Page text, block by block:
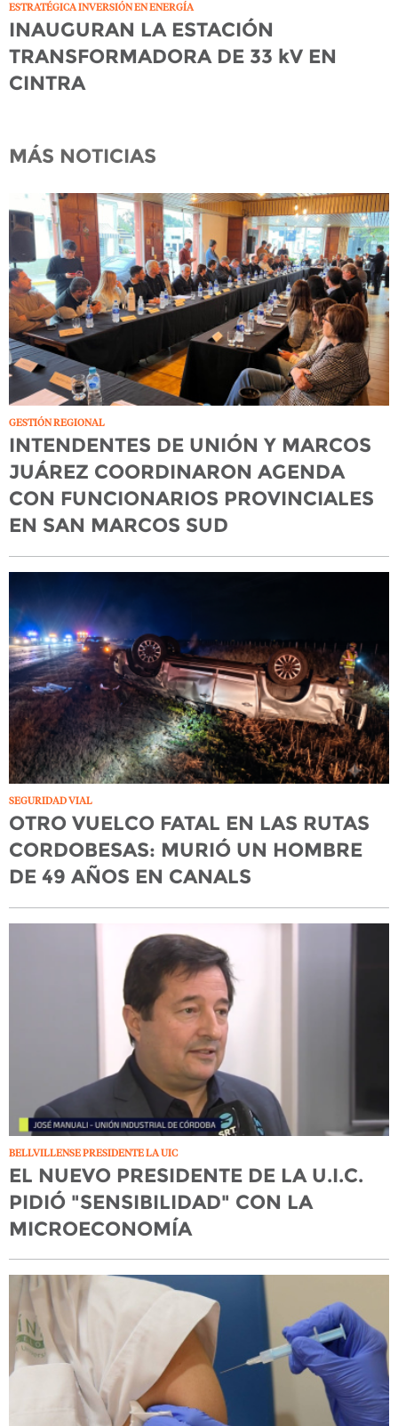
ESTRATÉGICA INVERSIÓN EN ENERGÍA
INAUGURAN LA ESTACIÓN
TRANSFORMADORA DE 33 kV EN
CINTRA
MÁS NOTICIAS
GESTIÓN REGIONAL
INTENDENTES DE UNIÓN Y MARCOS
JUÁREZ COORDINARON AGENDA
CON FUNCIONARIOS PROVINCIALES
EN SAN MARCOS SUD
SEGURIDAD VIAL
OTRO VUELCO FATAL EN LAS RUTAS
CORDOBESAS: MURIÓ UN HOMBRE
DE 49 AÑOS EN CANALS
BELLVILLENSE PRESIDENTE LA UIC
EL NUEVO PRESIDENTE DE LA U.I.C.
PIDIÓ "SENSIBILIDAD" CON LA
MICROECONOMÍA